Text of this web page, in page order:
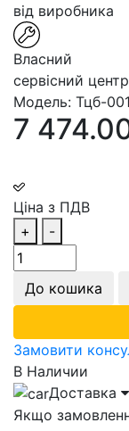
від виробника
Власний
сервісний центр
Модель: Тцб-
7
Ціна з ПДВ
+
-
До кошика
Замовити
В Наличии
Доставка
Якщо